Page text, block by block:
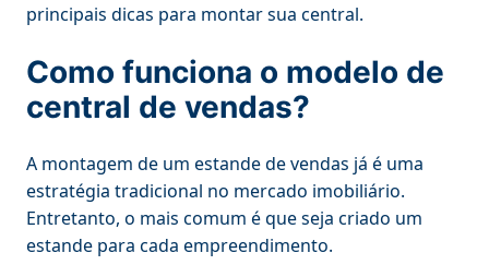
principais dicas para montar sua central.
Como funciona o modelo de
central de vendas?
A montagem de um estande de vendas já é uma
estratégia tradicional no mercado imobiliário.
Entretanto, o mais comum é que seja criado um
estande para cada empreendimento.